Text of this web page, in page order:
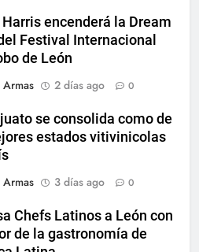
encenderá la Dream
Festival Internacional
de León
2 días ago 0
se consolida como de
estados vitivinicolas
3 días ago 0
Chefs Latinos a León con
de la gastronomía de